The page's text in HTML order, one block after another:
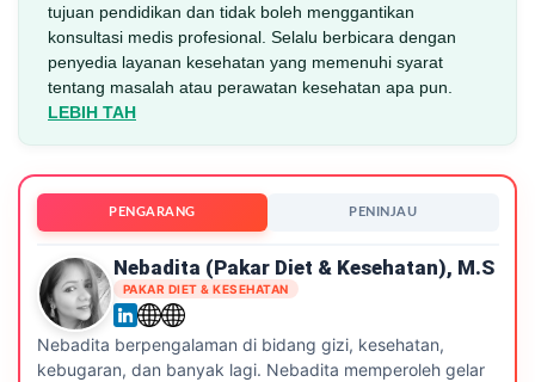
tujuan pendidikan dan tidak boleh menggantikan
konsultasi medis profesional. Selalu berbicara dengan
penyedia layanan kesehatan yang memenuhi syarat
tentang masalah atau perawatan kesehatan apa pun.
LEBIH TAH
PENGARANG PENINJAU
Nebadita (Pakar Diet & Kesehatan), M.S
PAKAR DIET & KESEHATAN
Nebadita berpengalaman di bidang gizi, kesehatan,
kebugaran, dan banyak lagi. Nebadita memperoleh gelar